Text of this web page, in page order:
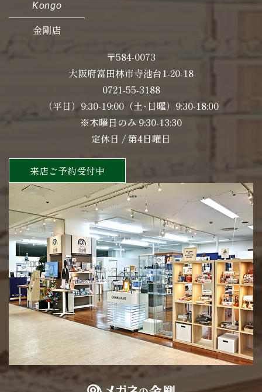
Kongo
金剛店
〒584-0073
大阪府富田林市寺池台1-20-18
0721-55-3188
（平日）9:30-19:00（土･日曜）9:30-18:00
※木曜日のみ 9:30-13:30
定休日 / 第4日曜日
来店ご予約受付中